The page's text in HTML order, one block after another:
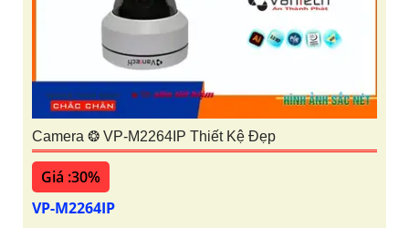
Camera ❂ VP-M2264IP Thiết Kệ Đẹp
Giá :30%
VP-M2264IP